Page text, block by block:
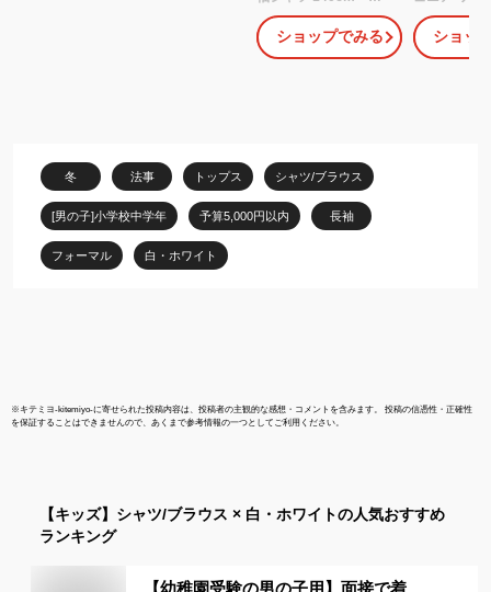
170cm (卒業式 入学 制
服 慶事 フォーマル 発表
会)
ショップでみる
140〜
160】【開
換不可】【
ショッ
冬 法事 トップス シャツ/ブラウス
[男の子]小学校中学年 予算5,000円以内 長袖
フォーマル 白・ホワイト
※キテミヨ-kitemiyo-に寄せられた投稿内容は、投稿者の主観的な感想・コメントを含みます。 投稿の信憑性・正確性
を保証することはできませんので、あくまで参考情報の一つとしてご利用ください。
【キッズ】 シャツ/ブラウス × 白・ホワイトの人気おすすめ
ランキング
【幼稚園受験の男の子用】面接で着